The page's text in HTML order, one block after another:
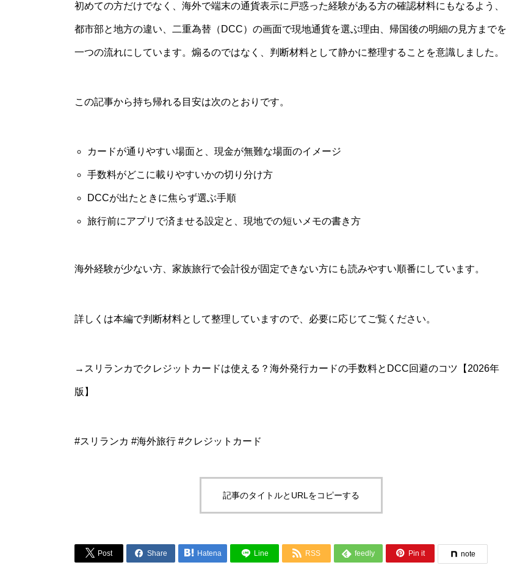
初めての方だけでなく、海外で端末の通貨表示に戸惑った経験がある方の確認材料にもなるよう、
都市部と地方の違い、二重為替（DCC）の画面で現地通貨を選ぶ理由、帰国後の明細の見方までを
一つの流れにしています。煽るのではなく、判断材料として静かに整理することを意識しました。
この記事から持ち帰れる目安は次のとおりです。
カードが通りやすい場面と、現金が無難な場面のイメージ
手数料がどこに載りやすいかの切り分け方
DCCが出たときに焦らず選ぶ手順
旅行前にアプリで済ませる設定と、現地での短いメモの書き方
海外経験が少ない方、家族旅行で会計役が固定できない方にも読みやすい順番にしています。
詳しくは本編で判断材料として整理していますので、必要に応じてご覧ください。
→スリランカでクレジットカードは使える？海外発行カードの手数料とDCC回避のコツ【2026年
版】
#スリランカ #海外旅行 #クレジットカード
記事のタイトルとURLをコピーする
 Post  Share  Hatena Line  RSS  feedly  Pin it note